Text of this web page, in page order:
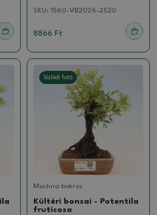
SKU: 1560-VB2026-2520
8866 Ft
Valódi fotó
Mochna bokros
Kültéri bonsai - Potentila
fruticosa